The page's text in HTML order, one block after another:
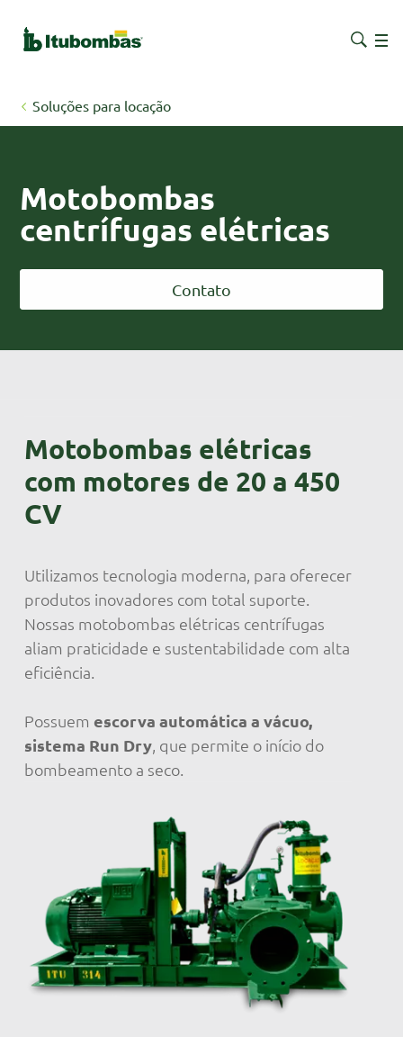
Soluções para locação
Motobombas
centrífugas elétricas
Contato
Motobombas elétricas
com motores de 20 a 450
CV
Utilizamos tecnologia moderna, para oferecer
produtos inovadores com total suporte.
Nossas motobombas elétricas centrífugas
aliam praticidade e sustentabilidade com alta
eficiência.
Possuem escorva automática a vácuo,
sistema Run Dry, que permite o início do
bombeamento a seco.